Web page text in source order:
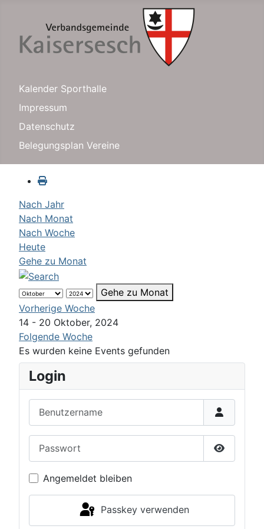
Kalender Sporthalle
Impressum
Datenschutz
Belegungsplan Vereine
Nach Jahr
Nach Monat
Nach Woche
Heute
Gehe zu Monat
Gehe zu Monat
Vorherige Woche
14 - 20 Oktober, 2024
Folgende Woche
Es wurden keine Events gefunden
Login
Passwort
Angemeldet bleiben
Passkey verwenden